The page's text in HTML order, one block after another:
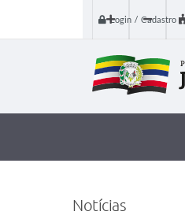
Login / Cadastro
Notícias